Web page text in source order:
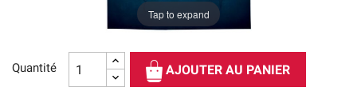
Tap to expand
Quantité AJOUTER AU PANIER